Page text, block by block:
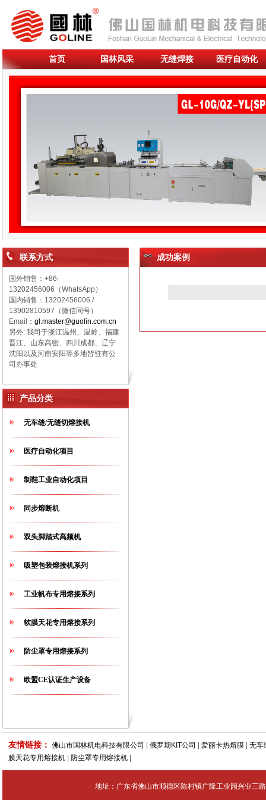
首页 国林风采 无缝焊接 医疗自动化
联系方式
国外销售：+86-
13202456006（WhatsApp）
国内销售： 13202456006 /
13902810597（微信同号）
Email： gl.master@guolin.com.cn
另外: 我司于浙江温州、温岭、福建
晋江、山东高密、四川成都、辽宁
沈阳以及河南安阳等多地皆驻有公
司办事处
产品分类
无车缝/无缝切熔接机
医疗自动化项目
制鞋工业自动化项目
同步熔断机
双头脚踏式高频机
吸塑包装熔接机系列
工业帆布专用熔接系列
软膜天花专用熔接系列
防尘罩专用熔接系列
欧盟CE认证生产设备
成功案例
友情链接： 佛山市国林机电科技有限公司 俄罗期KIT公司 爱丽卡热熔膜
无车
膜天花专用熔接机
防尘罩专用熔接机
地址：广东省佛山市顺德区陈村镇广隆工业园兴业